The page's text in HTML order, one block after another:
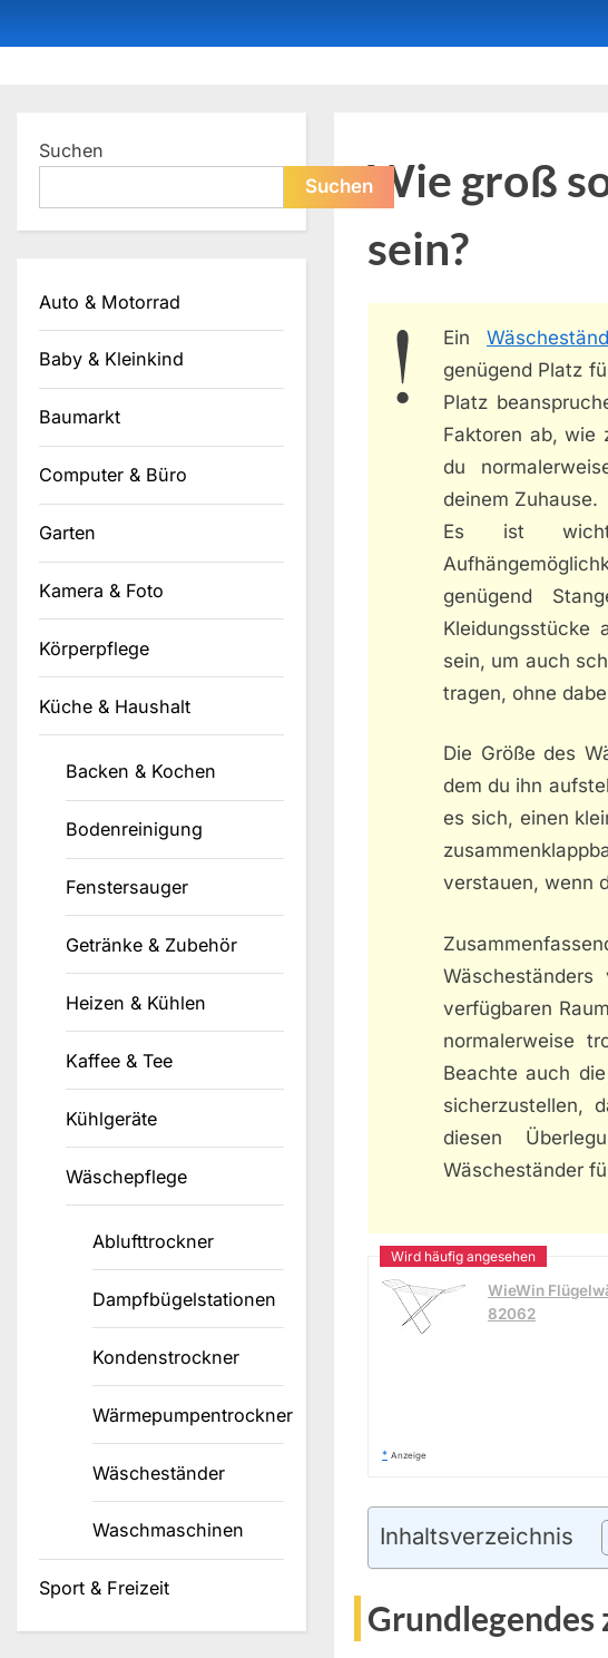
to
Wie groß
sein?
Ein
genügend Platz
Platz
Faktoren ab, wie
du
deinem Zuhause.
Es ist
genügend
Kleidungsstücke
sein, um auch
tragen, ohne
Die Größe des
dem du ihn
es sich, einen
verstauen, wenn
verfügbaren
normalerweise
Beachte auch
sicherzustellen,
diesen
Wäscheständer
WieWin
82062
* Anzeige
Inhaltsverzeichnis
Grundlegendes
Suchen
Suchen
Auto & Motorrad
Baby & Kleinkind
Baumarkt
Computer & Büro
Garten
Kamera & Foto
Körperpflege
Küche & Haushalt
Backen & Kochen
Bodenreinigung
Fenstersauger
Getränke & Zubehör
Heizen & Kühlen
Kaffee & Tee
Kühlgeräte
Wäschepflege
Ablufttrockner
Dampfbügelstationen
Kondenstrockner
Wärmepumpentrockner
Wäscheständer
Waschmaschinen
Sport & Freizeit